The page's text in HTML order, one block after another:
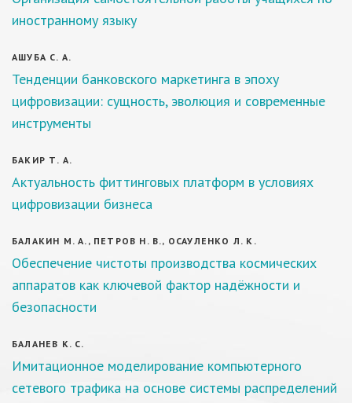
иностранному языку
АШУБА С. А.
Тенденции банковского маркетинга в эпоху
цифровизации: сущность, эволюция и современные
инструменты
БАКИР Т. А.
Актуальность фиттинговых платформ в условиях
цифровизации бизнеса
БАЛАКИН М. А., ПЕТРОВ Н. В., ОСАУЛЕНКО Л. К.
Обеспечение чистоты производства космических
аппаратов как ключевой фактор надёжности и
безопасности
БАЛАНЕВ К. С.
Имитационное моделирование компьютерного
сетевого трафика на основе системы распределений